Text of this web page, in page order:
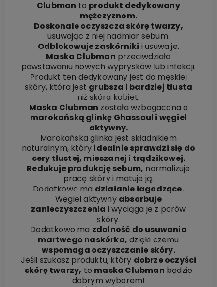
Clubman to produkt dedykowany
mężczyznom.
Doskonale oczyszcza skórę twarzy,
usuwając z niej nadmiar sebum.
Odblokowuje zaskórniki i usuwa je.
Maska Clubman przeciwdziała
powstawaniu nowych wyprysków lub infekcji.
Produkt ten dedykowany jest do męskiej
skóry, która jest grubsza i bardziej tłusta
niż skóra kobiet.
Maska Clubman została wzbogacona o
marokańską glinkę Ghassoul i węgiel
aktywny.
Marokańska glinka jest składnikiem
naturalnym, który idealnie sprawdzi się do
cery tłustej, mieszanej i trądzikowej.
Redukuje produkcję sebum, normalizuje
pracę skóry i matuje ją.
Dodatkowo ma działanie łagodzące.
Węgiel aktywny absorbuje
zanieczyszczenia i wyciąga je z porów
skóry.
Dodatkowo ma zdolność do usuwania
martwego naskórka, dzięki czemu
wspomaga oczyszczanie skóry.
Jeśli szukasz produktu, który dobrze oczyści
skórę twarzy, to maska Clubman będzie
dobrym wyborem!